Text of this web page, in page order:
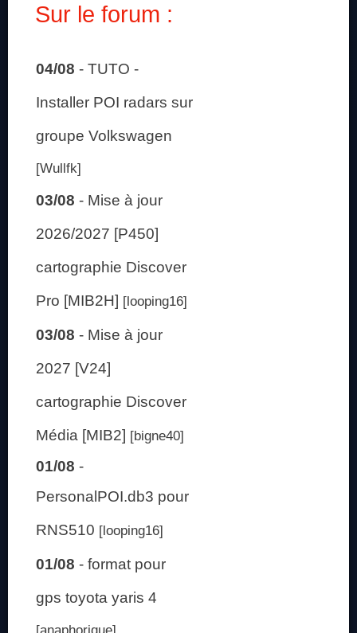
Sur le forum :
04/08 - TUTO -
Installer POI radars sur
groupe Volkswagen
[Wullfk]
03/08 - Mise à jour
2026/2027 [P450]
cartographie Discover
Pro [MIB2H] [looping16]
03/08 - Mise à jour
2027 [V24]
cartographie Discover
Média [MIB2] [bigne40]
01/08 -
PersonalPOI.db3 pour
RNS510 [looping16]
01/08 - format pour
gps toyota yaris 4
[anaphorique]